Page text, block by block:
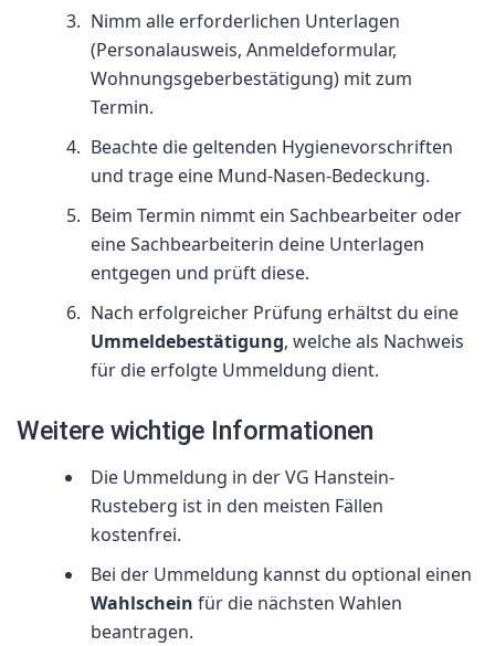
Nimm alle erforderlichen Unterlagen
(Personalausweis, Anmeldeformular,
Wohnungsgeberbestätigung) mit zum
Termin.
Beachte die geltenden Hygienevorschriften
und trage eine Mund-Nasen-Bedeckung.
Beim Termin nimmt ein Sachbearbeiter oder
eine Sachbearbeiterin deine Unterlagen
entgegen und prüft diese.
Nach erfolgreicher Prüfung erhältst du eine
Ummeldebestätigung, welche als Nachweis
für die erfolgte Ummeldung dient.
Weitere wichtige Informationen
Die Ummeldung in der VG Hanstein-
Rusteberg ist in den meisten Fällen
kostenfrei.
Bei der Ummeldung kannst du optional einen
Wahlschein für die nächsten Wahlen
beantragen.